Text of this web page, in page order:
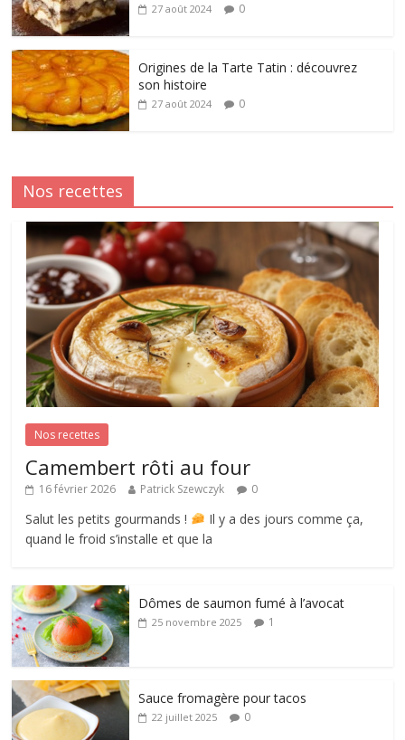
27 août 2024 0
Origines de la Tarte Tatin : découvrez
son histoire
27 août 2024 0
Nos recettes
Nos recettes
Camembert rôti au four
16 février 2026 Patrick Szewczyk 0
Salut les petits gourmands !
Il y a des jours comme ça,
quand le froid s’installe et que la
Dômes de saumon fumé à l’avocat
25 novembre 2025 1
Sauce fromagère pour tacos
22 juillet 2025 0